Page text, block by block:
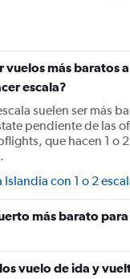
vuelos más baratos
escala?
suelen ser más
pendiente de las
que hacen 1 o
con 1 o 2
más barato
vuelo de ida y